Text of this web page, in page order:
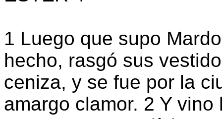
1 Luego que supo
hecho, rasgó sus
ceniza, y se fue por la
amargo clamor. 2 Y